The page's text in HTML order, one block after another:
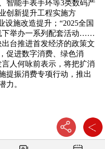
智能手表手环等3类数码产
创新提升工程实施方
设施改造提升；“2025全国
下举办一系列配套活动……
台推进首发经济的政策文
促进数字消费、绿色消
人何咏前表示，将把扩消
提振消费专项行动，推出
力。